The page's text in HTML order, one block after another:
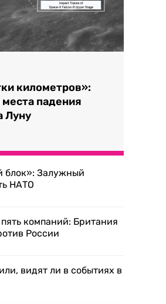
километров»:
падения
Луну
блок»: Залужный
НАТО
компаний: Британия
России
видят ли в событиях в